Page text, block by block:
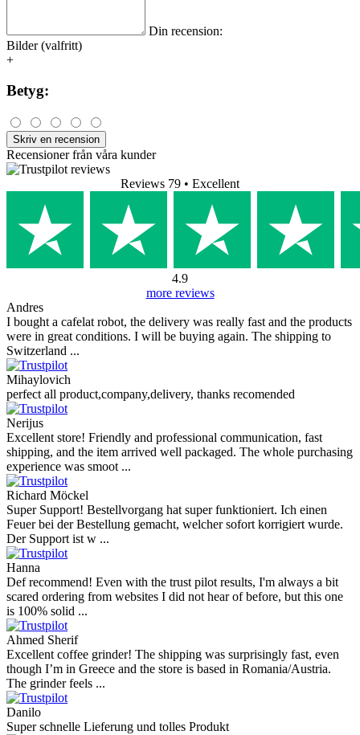
Din recension:
Bilder (valfritt)
+
Betyg:
Skriv en recension
Recensioner från våra kunder
Reviews 79 • Excellent
4.9
more reviews
Andres
I bought a cafelat robot, the delivery was really fast and the products
were in great conditions. I will be buying again. The shipping to
Switzerland ...
Mihaylovich
perfect all product,company,delivery, thanks recomended
Nerijus
Excellent store! Friendly and professional communication, fast
shipping, and the item arrived well packaged. The whole purchasing
experience was smoot ...
Richard Möckel
Super Support! Bestellvorgang hat super funktioniert. Ich einen
Feuer bei der Bestellung gemacht, welcher sofort korrigiert wurde.
Der Support ist w ...
Hanna
Def recommend! Even with the trust pilot results, I'm always a bit
scared ordering from websites I did not hear of before, but this one
is 100% solid ...
Ahmed Sherif
Excellent coffee grinder! The shipping was surprisingly fast, even
though I’m in Greece and the store is based in Romania/Austria.
The grinder feels ...
Danilo
Super schnelle Lieferung und tolles Produkt